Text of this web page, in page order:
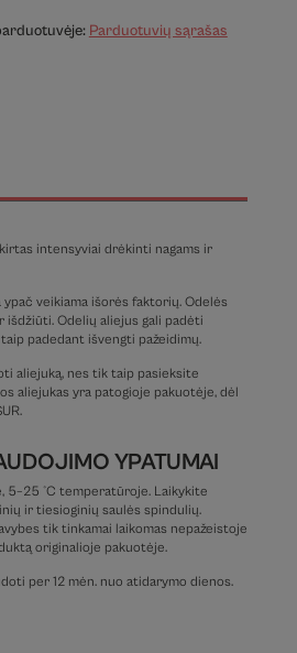
Parduotuvių sąrašas
intensyviai drėkinti nagams ir
ypač veikiama išorės faktorių. Odelės
Odelių aliejus gali padėti
padedant išvengti pažeidimų.
aliejuką, nes tik taip pasieksite
aliejukas yra patogioje pakuotėje, dėl
YPATUMAI
5–25 °C temperatūroje. Laikykite
ir tiesioginių saulės spindulių.
tik tinkamai laikomas nepažeistoje
originalioje pakuotėje.
per 12 mėn. nuo atidarymo dienos.